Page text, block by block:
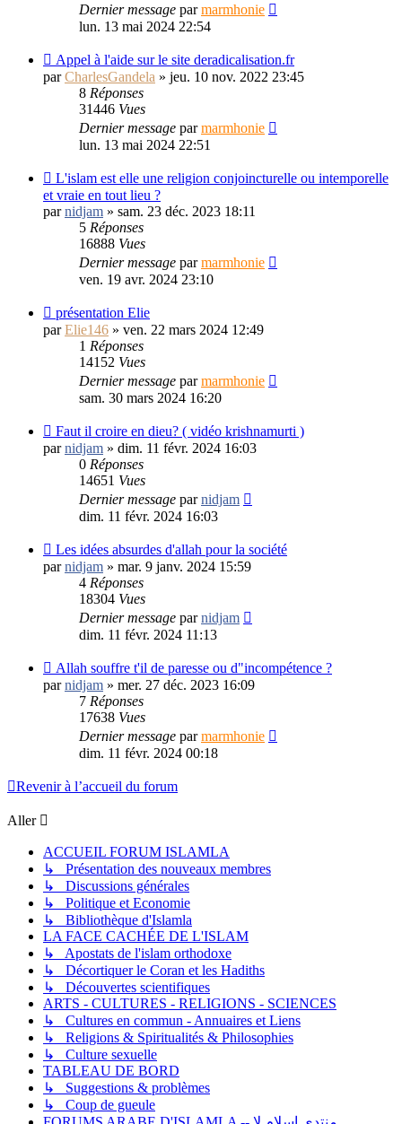
Dernier message parmarmhonie
lun. 13 mai 2024 22:54
Appel à l'aide sur le site deradicalisation.fr
parCharlesGandela » jeu. 10 nov. 2022 23:45
8 Réponses
31446 Vues
Dernier message parmarmhonie
lun. 13 mai 2024 22:51
L'islam est elle une religion conjoincturelle ou intemporelle
et vraie en tout lieu ?
parnidjam » sam. 23 déc. 2023 18:11
5 Réponses
16888 Vues
Dernier message parmarmhonie
ven. 19 avr. 2024 23:10
présentation Elie
parElie146 » ven. 22 mars 2024 12:49
1 Réponses
14152 Vues
Dernier message parmarmhonie
sam. 30 mars 2024 16:20
Faut il croire en dieu? ( vidéo krishnamurti )
parnidjam » dim. 11 févr. 2024 16:03
0 Réponses
14651 Vues
Dernier message parnidjam
dim. 11 févr. 2024 16:03
Les idées absurdes d'allah pour la société
parnidjam » mar. 9 janv. 2024 15:59
4 Réponses
18304 Vues
Dernier message parnidjam
dim. 11 févr. 2024 11:13
Allah souffre t'il de paresse ou d"incompétence ?
parnidjam » mer. 27 déc. 2023 16:09
7 Réponses
17638 Vues
Dernier message parmarmhonie
dim. 11 févr. 2024 00:18
Revenir à l’accueil du forum
Aller
ACCUEIL FORUM ISLAMLA
↳ Présentation des nouveaux membres
↳ Discussions générales
↳ Politique et Economie
↳ Bibliothèque d'Islamla
LA FACE CACHÉE DE L'ISLAM
↳ Apostats de l'islam orthodoxe
↳ Décortiquer le Coran et les Hadiths
↳ Découvertes scientifiques
ARTS - CULTURES - RELIGIONS - SCIENCES
↳ Cultures en commun - Annuaires et Liens
↳ Religions & Spiritualités & Philosophies
↳ Culture sexuelle
TABLEAU DE BORD
↳ Suggestions & problèmes
↳ Coup de gueule